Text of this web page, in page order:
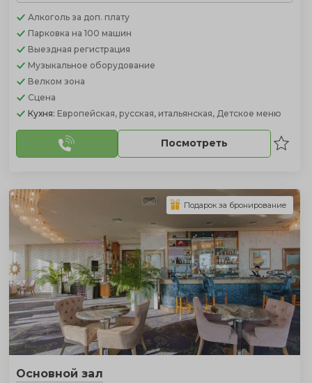
Алкоголь за доп. плату
Парковка на 100 машин
Выездная регистрация
Музыкальное оборудование
Велком зона
Сцена
Кухня: Европейская, русская, итальянская, Детское меню
Посмотреть
Основной зал
Подарок за бронирование